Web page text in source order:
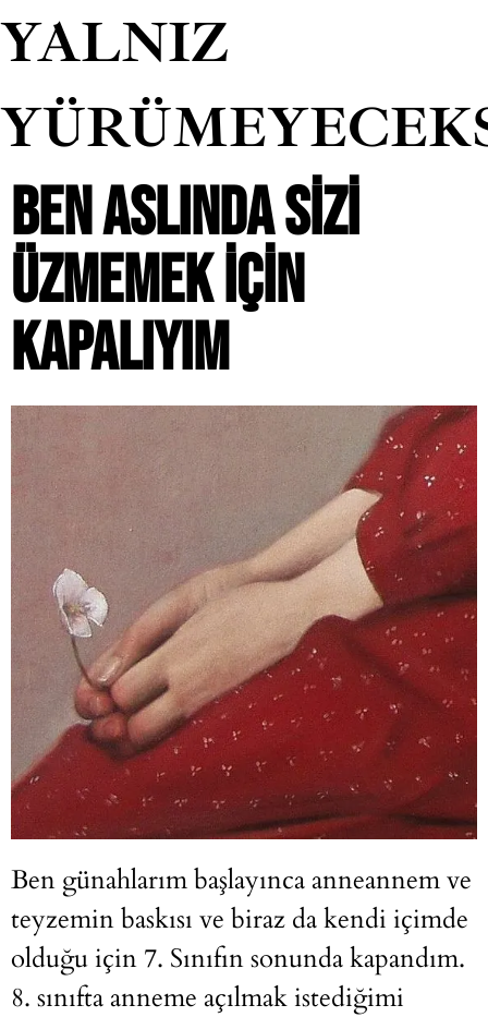
YALNIZ
BEN ASLINDA SIZI
ÜZMEMEK IÇIN
KAPALIYIM
Ben günahlarım başlayınca anneannem ve
teyzemin baskısı ve biraz da kendi içimde
olduğu için 7. Sınıfın sonunda kapandım.
8. sınıfta anneme açılmak istediğimi